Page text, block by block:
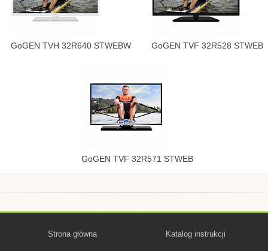
GoGEN TVH 32R640 STWEBW GoGEN TVF 32R528 STWEB
GoGEN TVF 32R571 STWEB
Strona główna Katalog instrukcji